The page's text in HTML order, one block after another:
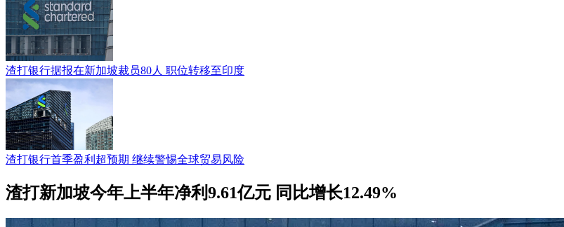
渣打银行据报在新加坡裁员80人 职位转移至印度
渣打银行首季盈利超预期 继续警惕全球贸易风险
渣打新加坡今年上半年净利9.61亿元 同比增长12.49%